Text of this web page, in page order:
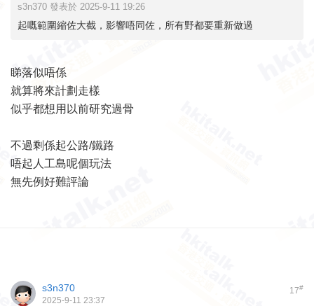
s3n370 發表於 2025-9-11 19:26
起嘅範圍縮佐大截，影響唔同佐，所有野都要重新做過
睇落似唔係
就算將來計劃走樣
似乎都想用以前研究過骨
不過剩係起公路/鐵路
唔起人工島呢個玩法
無先例好難評論
17#
s3n370
2025-9-11 23:37